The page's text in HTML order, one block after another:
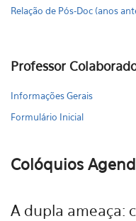
Relação de Pós-Doc (anos
Professor
Informações Gerais
Formulário Inicial
Colóquios
A dupla ameaça: